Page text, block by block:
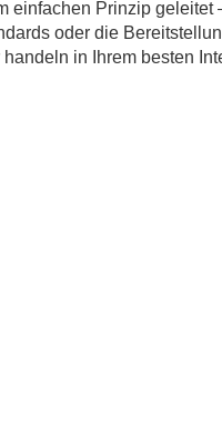
einfachen Prinzip
oder die
in Ihrem besten